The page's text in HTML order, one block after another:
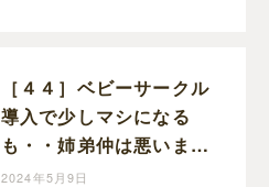
［４４］ベビーサークル
導入で少しマシになる
も・・姉弟仲は悪いま
ま。２歳差育児の記録｜
2024年5月9日